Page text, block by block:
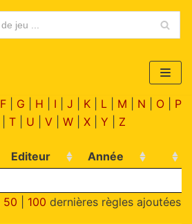
F G H I J K L M N O
P
T U V W X Y Z
Editeur
Année
50 100 dernières règles ajoutées